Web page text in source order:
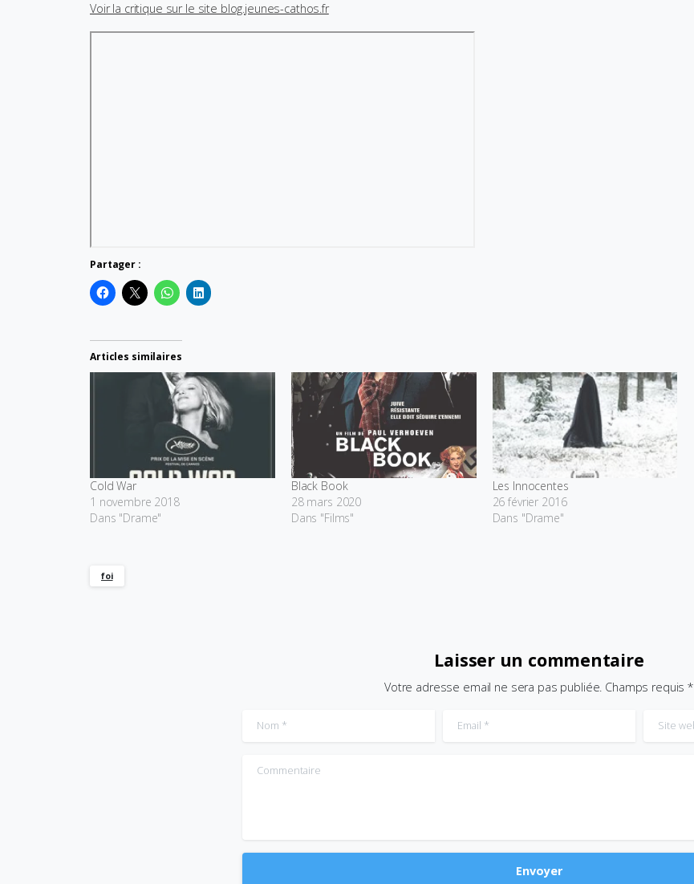
Voir la critique sur le site blog.jeunes-cathos.fr
Partager :
Articles similaires
Cold War
1 novembre 2018
Dans "Drame"
Black Book
28 mars 2020
Dans "Films"
Les Innocentes
26 février 2016
Dans "Drame"
foi
Laisser un commentaire
Votre adresse email ne sera pas publiée. Champs requis *
Nom Email Site web
Commentaire